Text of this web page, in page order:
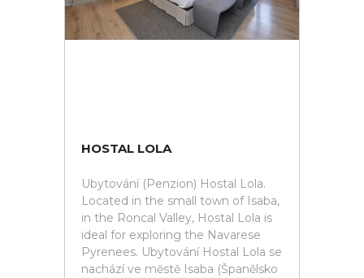
HOSTAL LOLA
Ubytování (Penzion) Hostal Lola.
Located in the small town of Isaba,
in the Roncal Valley, Hostal Lola is
ideal for exploring the Navarese
Pyrenees. Ubytování Hostal Lola se
nachází ve městě Isaba (Španělsko